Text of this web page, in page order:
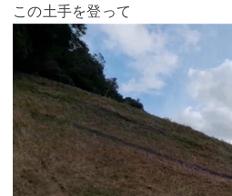
この土手を登って